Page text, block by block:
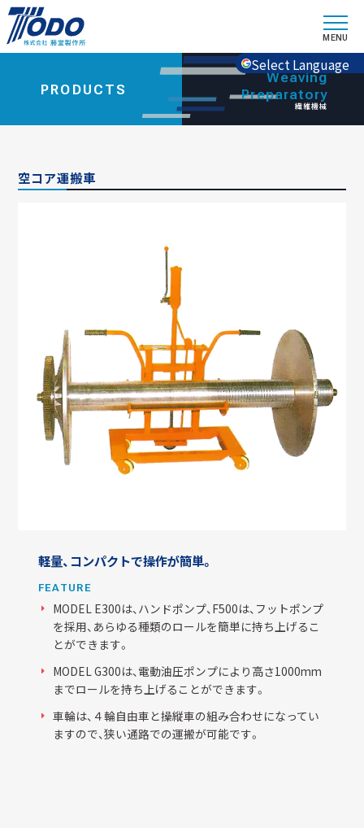
Select Language
PRODUCTS
Weaving
Preparatory
繊維機械
空コア運搬車
軽量、コンパクトで操作が簡単。
FEATURE
MODEL E300は、ハンドポンプ、F500は、フットポンプ
を採用、あらゆる種類のロールを簡単に持ち上げるこ
とができます。
MODEL G300は、電動油圧ポンプにより高さ1000mm
までロールを持ち上げることができます。
車輪は、４輪自由車と操縦車の組み合わせになってい
ますので、狭い通路での運搬が可能です。